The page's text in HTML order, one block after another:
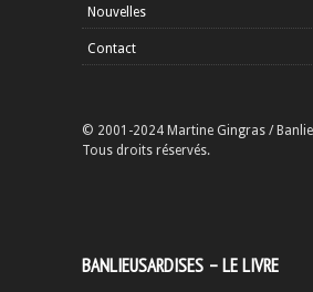
Nouvelles
Contact
© 2001-2024 Martine Gingras /
Tous droits réservés.
BANLIEUSARDISES – LE LIVRE